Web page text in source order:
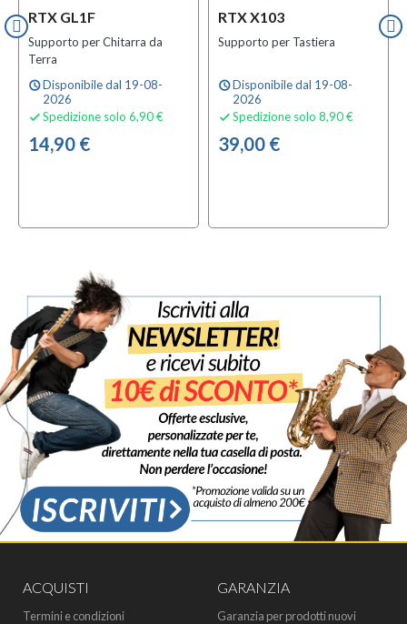
RTX GL1F
Supporto per Chitarra da
Terra
scheduleDisponibile dal 19-08-
2026
 Spedizione solo 6,90 €
14,90 €
RTX X103
Supporto per Tastiera
scheduleDisponibile dal 19-08-
2026
 Spedizione solo 8,90 €
39,00 €
ACQUISTI
Termini e condizioni
GARANZIA
Garanzia per prodotti nuovi